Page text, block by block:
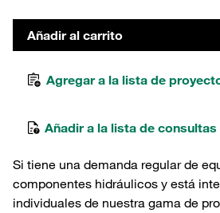
Añadir al carrito
Agregar a la lista de
Añadir a la lista de consultas
Si tiene una demanda regular de
componentes hidráulicos y está
individuales de nuestra gama de